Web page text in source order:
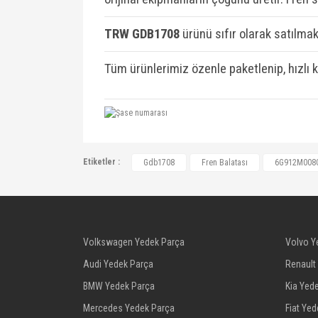
TRW GDB1708 ürünü sıfır olarak
Tüm ürünlerimiz özenle paketlenip,
Etiketler : Gdb1708 Fren Balatası
Volkswagen Yedek Parça
Audi Yedek Parça
BMW Yedek Parça
Mercedes Yedek Parça
Volvo
Kia
Fiat